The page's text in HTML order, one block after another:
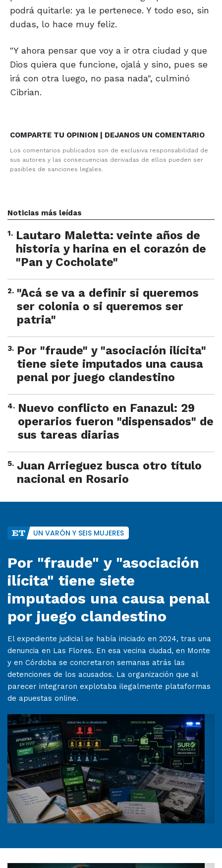
podrá quitarle: ya le pertenece. Y todo eso, sin
dudas, lo hace muy feliz.
"Y ahora pensar que voy a ir otra ciudad y que
Dios quiera que funcione, ojalá y sino, pues se
irá con otra luego, no pasa nada", culminó
Cibrian.
COMPARTE TU OPINION | DEJANOS UN COMENTARIO
Los comentarios publicados son de exclusiva responsabilidad de
sus autores y las consecuencias derivadas de ellos pueden ser
pasibles de sanciones legales.
Noticias más leídas
1. Lautaro Maletta: veinte años de
historia y harina en el corazón de
"Pan y Cocholate"
2. "Acá se va a definir si queremos
ser colonia o si queremos ser
patria"
3. Por "fraude" y "asociación ilícita"
tiene siete imputados una causa
penal por juego clandestino
4. Nuevo conflicto en Fanazul: 29
operarios fueron "dispensados" de
sus tareas diarias
5. Juan Arrieguez busca otro título
nacional en Rosario
UN VARÓN Y SEIS MUJERES
Por "fraude" y "asociación
ilícita" tiene siete
imputados una causa penal
por juego clandestino
El expediente judicial se había iniciado en 2024, tras una
denuncia en Las Flores. En esa vecina ciudad, en Monte
y en Córdoba se concretaron semanas atrás las
detenciones de los acusados. La organización que al
parecer integraron explotaba ilegalmente plataformas
de apuestas online.